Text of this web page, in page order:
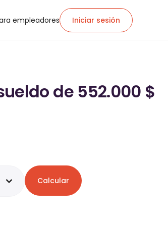
empleadores Iniciar sesión
de 552.000 $
Calcular